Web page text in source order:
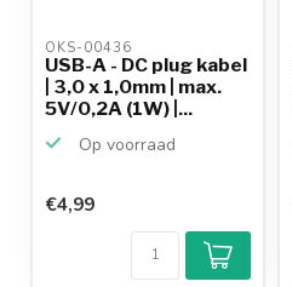
OKS-00436
USB-A - DC plug kabel
| 3,0 x 1,0mm | max.
5V/0,2A (1W) |...
Op voorraad
€4,99